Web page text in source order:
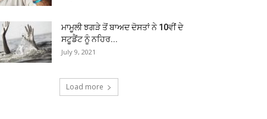
ਮਾਮੂਲੀ ਝਗੜੇ ਤੋਂ ਬਾਅਦ ਦੋਸਤਾਂ ਨੇ 10ਵੀਂ ਦੇ
ਸਟੂਡੈਂਟ ਨੂੰ ਨਹਿਰ...
July 9, 2021
Load more